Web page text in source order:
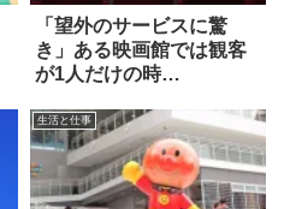
「望外のサービスに驚
き」ある映画館では観客
が1人だけの時…
生活と仕事